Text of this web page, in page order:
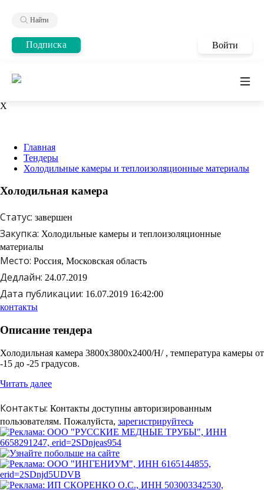
Найти
Подписка Войти
X
Главная
Тендеры
Холодильные камеры и теплоизоляционные материалы
Холодильная камера
Статус: завершен
Закупка: Холодильные камеры и теплоизоляционные
материалы
Место: Россия, Московская область
Дедлайн: 24.07.2019
Дата публикации: 16.07.2019 16:42:00
контакты
Описание тендера
Холодильная камера 3800х3800х2400/Н/ , температура камеры от
-15 до -25 градусов.
Читать далее
Контакты: Контакты доступны авторизированным
пользователям. Пожалуйста, зарегистрируйтесь